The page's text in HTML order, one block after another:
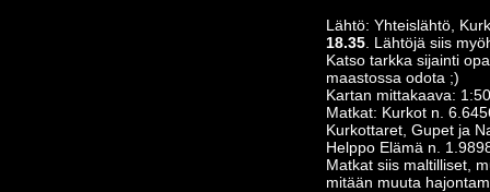
Lähtö: Yhteislähtö,
18.35 . Lähtöjä siis
Katso tarkka sijainti
maastossa odota ;)
Kartan mittakaava:
Matkat: Kurkot n.
Kurkottaret, Gupet ja
Helppo Elämä n.
Matkat siis maltilliset,
mitään muuta